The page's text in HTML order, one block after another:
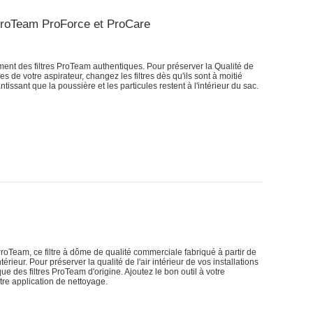
ProForce et ProCare
des filtres ProTeam authentiques. Pour préserver la Qualité de
de votre aspirateur, changez les filtres dès qu'ils sont à moitié
que la poussière et les particules restent à l'intérieur du sac.
ce filtre à dôme de qualité commerciale fabriqué à partir de
Pour préserver la qualité de l'air intérieur de vos installations
des filtres ProTeam d'origine. Ajoutez le bon outil à votre
application de nettoyage.